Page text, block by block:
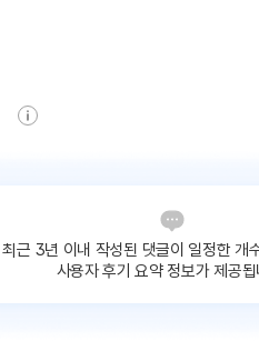
최근 3년 이내 작성된 댓글이 일정한 개
사용자 후기 요약 정보가 제공